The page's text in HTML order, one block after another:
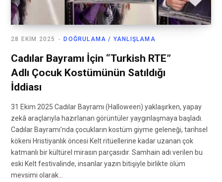
DOĞRULAMA / YANLIŞLAMA
28 EKIM 2025
Cadılar Bayramı İçin “Turkish RTE”
Adlı Çocuk Kostümünün Satıldığı
İddiası
31 Ekim 2025 Cadılar Bayramı (Halloween) yaklaşırken, yapay
zekâ araçlarıyla hazırlanan görüntüler yaygınlaşmaya başladı.
Cadılar Bayramı’nda çocukların kostüm giyme geleneği, tarihsel
kökeni Hristiyanlık öncesi Kelt ritüellerine kadar uzanan çok
katmanlı bir kültürel mirasın parçasıdır. Samhain adı verilen bu
eski Kelt festivalinde, insanlar yazın bitişiyle birlikte ölüm
mevsimi olarak…